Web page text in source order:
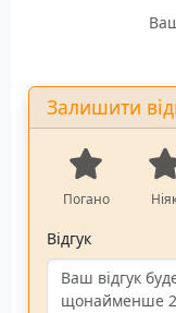
Залишити
Погано
Відгук